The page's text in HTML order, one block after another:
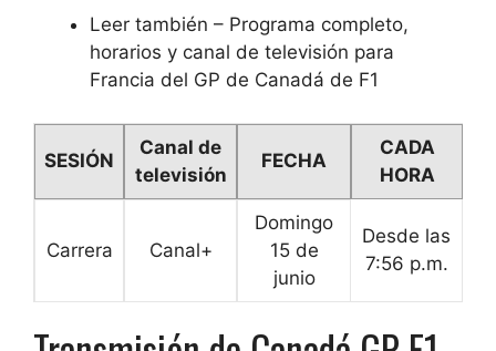
Leer también – Programa completo,
horarios y canal de televisión para
Francia del GP de Canadá de F1
SESIÓN
Canal de
televisión
FECHA
CADA
HORA
Carrera Canal+
Domingo
15 de
junio
Desde las
7:56 p.m.